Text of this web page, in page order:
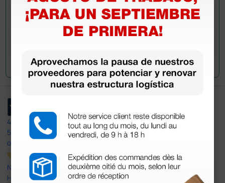
Envía tu pregunta
4,4
597
opiniones
Nuestras reseñas de 4 y 5 estrellas.
Haga clic aquí para leerlos todos >